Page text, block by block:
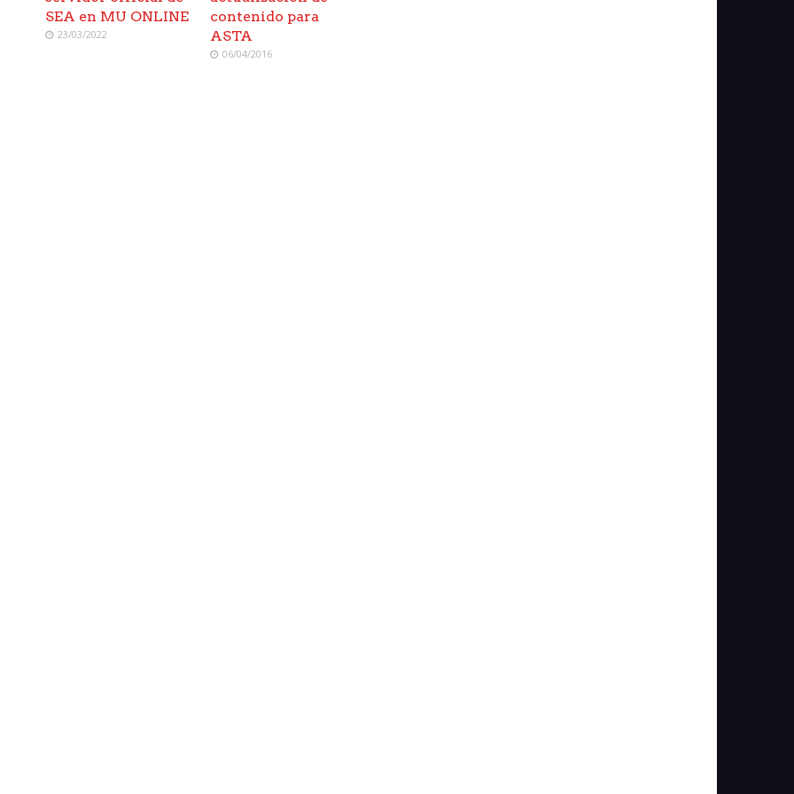
SEA en MU ONLINE
23/03/2022
contenido para
ASTA
06/04/2016